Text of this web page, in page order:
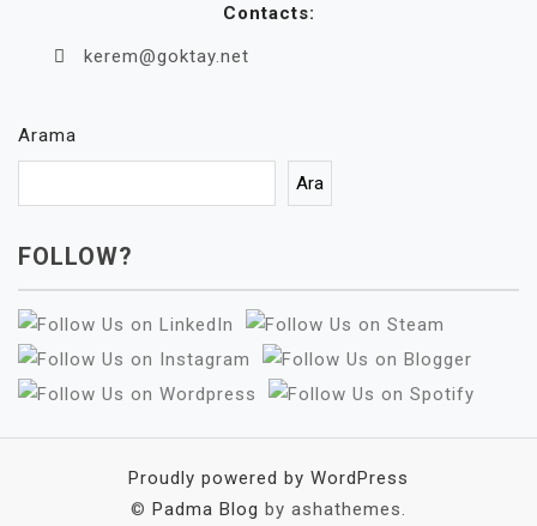
Contacts:
kerem@goktay.net
Arama
Ara
FOLLOW?
Proudly powered by WordPress
© Padma Blog by ashathemes.